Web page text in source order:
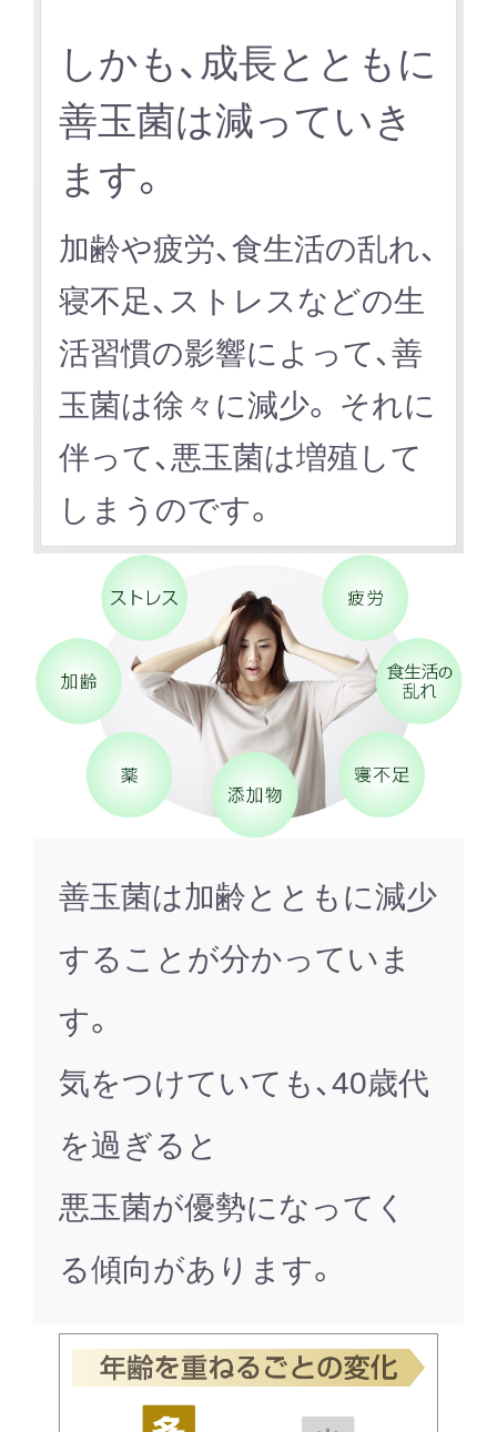
しかも、成長とともに
善玉菌は減っていき
ます。
加齢や疲労、食生活の乱れ、
寝不足、ストレスなどの生
活習慣の影響によって、善
玉菌は徐々に減少。 それに
伴って、悪玉菌は増殖して
しまうのです。
善玉菌は加齢とともに減少
することが分かっていま
す。
気をつけていても、40歳代
を過ぎると
悪玉菌が優勢になってく
る傾向があります。